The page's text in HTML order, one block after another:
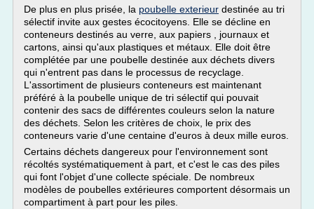
De plus en plus prisée, la poubelle exterieur destinée au tri
sélectif invite aux gestes écocitoyens. Elle se décline en
conteneurs destinés au verre, aux papiers , journaux et
cartons, ainsi qu'aux plastiques et métaux. Elle doit être
complétée par une poubelle destinée aux déchets divers
qui n'entrent pas dans le processus de recyclage.
L'assortiment de plusieurs conteneurs est maintenant
préféré à la poubelle unique de tri sélectif qui pouvait
contenir des sacs de différentes couleurs selon la nature
des déchets. Selon les critères de choix, le prix des
conteneurs varie d'une centaine d'euros à deux mille euros.
Certains déchets dangereux pour l'environnement sont
récoltés systématiquement à part, et c'est le cas des piles
qui font l'objet d'une collecte spéciale. De nombreux
modèles de poubelles extérieures comportent désormais un
compartiment à part pour les piles.